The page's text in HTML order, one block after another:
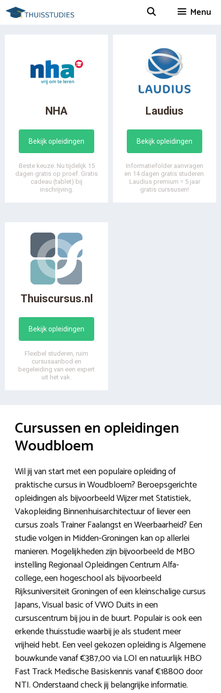
Spring
naar
Menu
NHA
Bekijk opleidingen
Beste keuze: Nu tijdelijk 15
dagen gratis op proef. Gratis
cadeau (tablet) bij
inschrijving.
Laudius
Bekijk opleidingen
Informatiefolder aanvragen
en 14 dagen gratis studeren.
Laudius premium = 5 jaar
gratis curssusen!
Thuiscursus.nl
Bekijk opleidingen
Flexibel studeren, ruim
cursusaanbod en
begeleiding van een expert
uit het vak.
Cursussen en opleidingen
Woudbloem
Wil jij van start met een populaire opleiding of
praktische cursus in Woudbloem? Beroepsgerichte
opleidingen als bijvoorbeeld Wijzer met Statistiek,
Vakopleiding Binnenhuisarchitectuur of liever een
cursus zoals Trainer Faalangst en Weerbaarheid? Een
studie volgen in Midden-Groningen kan op allerlei
manieren. Mogelijkheden zijn bijvoorbeeld de MBO
instelling Regionaal Opleidingen Centrum Alfa-
college, een hogeschool als bijvoorbeeld
Rijksuniversiteit Groningen of een kleinschalige cursus
Japans, Visual basic of VWO Duits in een
cursuscentrum bij jou in de buurt. Populair is ook een
erkende thuisstudie waarbij je als student meer
vrijheid hebt. Een veel gekozen opleiding is Algemene
bouwkunde vanaf €387,00 via LOI en natuurlijk HBO
Fast Track Medische Basiskennis vanaf €18800 door
NTI. Onderstaand check jij belangrijke informatie.